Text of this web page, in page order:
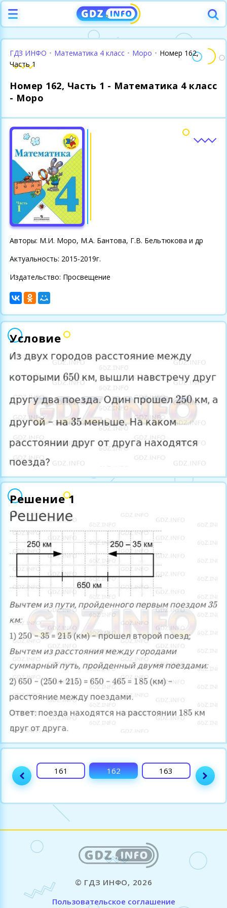
ГДЗ ИНФО • Математика 4 класс • Моро • Номер 162,
Часть 1
Номер 162, Часть 1 - Математика 4 класс
- Моро
Авторы: М.И. Моро, М.А. Бантова, Г.В. Бельтюкова и др
Актуальность: 2015-2019г.
Издательство: Просвещение
Условие
Решение 1
160 161 162 163 164
© ГДЗ ИНФО, 2026
Пользовательское соглашение